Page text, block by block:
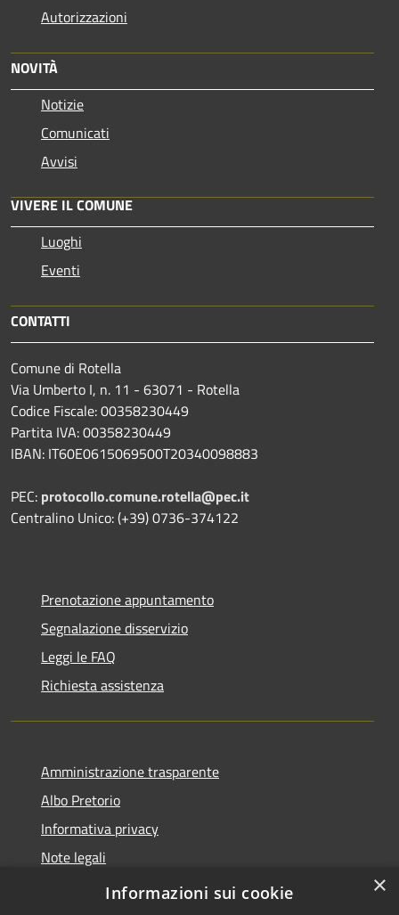
Autorizzazioni
NOVITÀ
Notizie
Comunicati
Avvisi
VIVERE IL COMUNE
Luoghi
Eventi
CONTATTI
Comune di Rotella
Via Umberto I, n. 11 - 63071 - Rotella
Codice Fiscale: 00358230449
Partita IVA: 00358230449
IBAN: IT60E0615069500T20340098883
PEC: protocollo.comune.rotella@pec.it
Centralino Unico: (+39) 0736-374122
Prenotazione appuntamento
Segnalazione disservizio
Leggi le FAQ
Richiesta assistenza
Amministrazione trasparente
Albo Pretorio
Informativa privacy
Note legali
Dichiarazione di accessibilità
×
Informazioni sui cookie